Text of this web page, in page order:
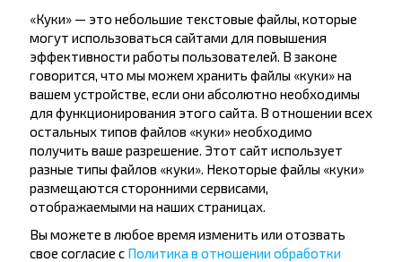
цікавыя прапановы INFOBUS. Падпішыся на
атрыманне навін і падарожнічай з намі танней!
Падпісацц
«Куки» — это небольшие текстовые файлы, которые
могут использоваться сайтами для повышения
эффективности работы пользователей. В законе
говорится, что мы можем хранить файлы «куки» на
вашем устройстве, если они абсолютно необходимы
для функционирования этого сайта. В отношении всех
остальных типов файлов «куки» необходимо
получить ваше разрешение. Этот сайт использует
разные типы файлов «куки». Некоторые файлы «куки»
размещаются сторонними сервисами,
отображаемыми на наших страницах.
Вы можете в любое время изменить или отозвать
свое согласие с Политика в отношении обработки